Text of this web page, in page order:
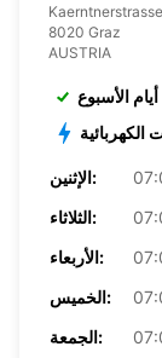
8020 Graz
AUSTRIA
الأسبوع
الكهربائية
الإثنين:
الثلاثاء:
الأربعاء:
الخميس:
الجمعة: